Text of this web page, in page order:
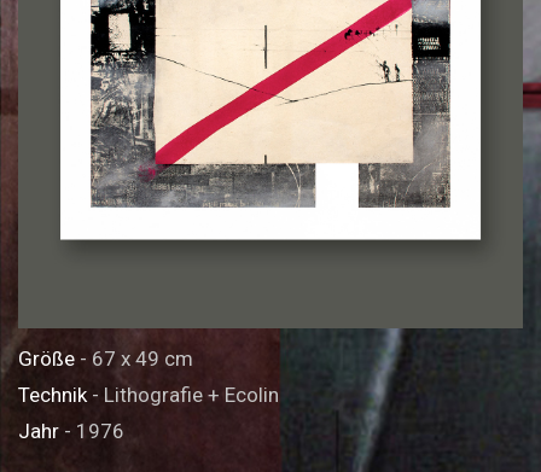
Größe - 67 x 49 cm
Technik- Lithografie + Ecolin
Jahr - 1976